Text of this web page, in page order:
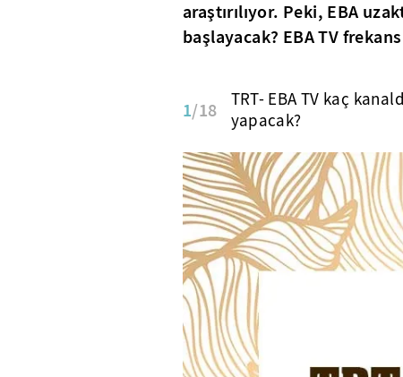
araştırılıyor. Peki, EBA
başlayacak? EBA TV
1/18
TRT- EBA TV kaç
yapacak?